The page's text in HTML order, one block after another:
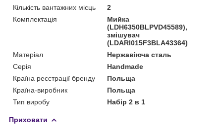
Кількість вантажних місць
2
Комплектація
Мийка
(LDH6350BLPVD45589),
змішувач
(LDARI015F3BLA43364)
Матеріал
Нержавіюча сталь
Серія
Handmade
Країна реєстрації бренду
Польща
Країна-виробник
Польща
Тип виробу
Набір 2 в 1
Приховати